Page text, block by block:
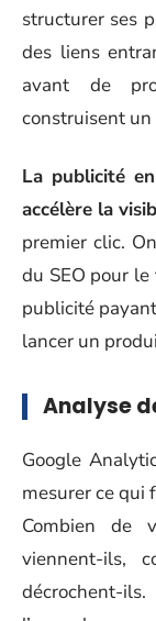
structurer ses
des liens
avant de
construisent
La publicité
accélère la
premier clic.
du SEO pour
publicité
lancer un
Analyse
Google
mesurer ce qui
Combien de
viennent-ils,
décrochent-